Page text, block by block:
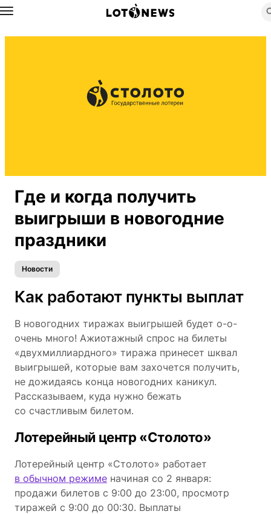
Назад
Где и когда получить
выигрыши в новогодние
праздники
Новости
Как работают пункты выплат
В новогодних тиражах выигрышей будет о-о-
очень много! Ажиотажный спрос на билеты
«двухмиллиардного» тиража принесет шквал
выигрышей, которые вам захочется получить,
не дожидаясь конца новогодних каникул.
Рассказываем, куда нужно бежать
со счастливым билетом.
Лотерейный центр «Столото»
Лотерейный центр «Столото» работает
в обычном режиме начиная со 2 января:
продажи билетов с 9:00 до 23:00, просмотр
тиражей с 9:00 до 00:30. Выплаты